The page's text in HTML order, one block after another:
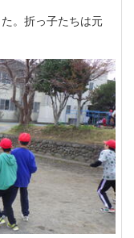
。折っ子たちは元